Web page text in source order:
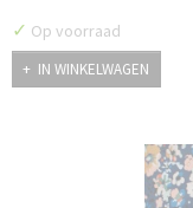
✓ Op voorraad
IN WINKELWAGEN